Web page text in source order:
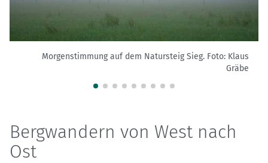
Morgenstimmung auf dem Natursteig Sieg. Foto: Klaus
Gräbe
Bergwandern von West nach
Ost